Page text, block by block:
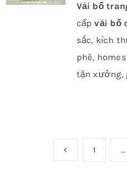
Vải bố
cấpvải bố
sắc, kích
phê,
tận xưởng,
1 …